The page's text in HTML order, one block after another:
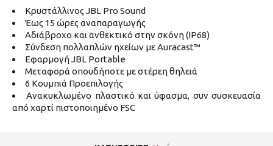
Κρυστάλλινος JBL Pro Sound
Έως 15 ώρες αναπαραγωγής
Αδιάβροχο και ανθεκτικό στην σκόνη (IP68)
Σύνδεση πολλαπλών ηχείων με Auracast™
Εφαρμογή JBL Portable
Μεταφορά οπουδήποτε με στέρεη θηλειά
6 Κουμπιά Προεπιλογής
Ανακυκλωμένο πλαστικό και ύφασμα, συν συσκευασία
από χαρτί πιστοποιημένο FSC